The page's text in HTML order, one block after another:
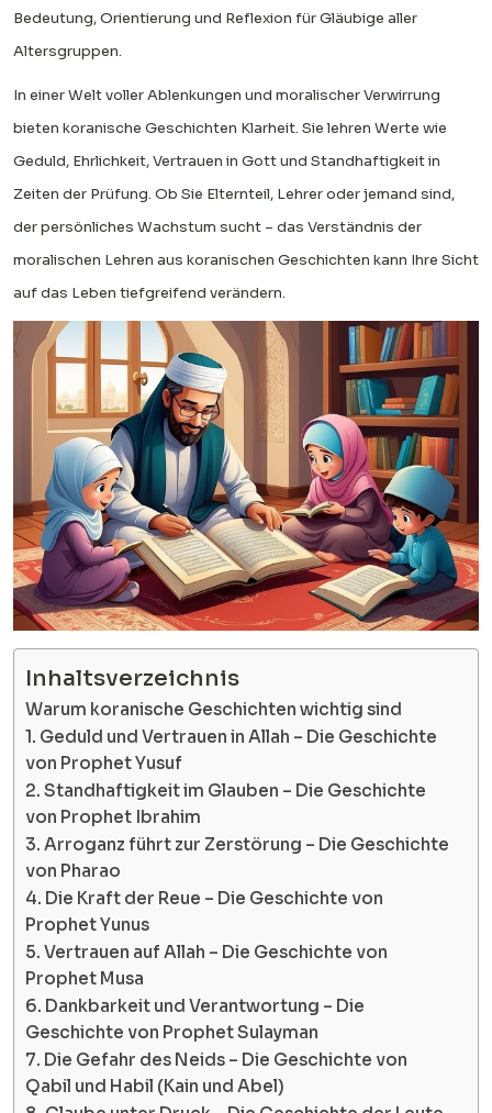
Bedeutung, Orientierung und Reflexion für Gläubige aller
Altersgruppen.
In einer Welt voller Ablenkungen und moralischer Verwirrung
bieten koranische Geschichten Klarheit. Sie lehren Werte wie
Geduld, Ehrlichkeit, Vertrauen in Gott und Standhaftigkeit in
Zeiten der Prüfung. Ob Sie Elternteil, Lehrer oder jemand sind,
der persönliches Wachstum sucht – das Verständnis der
moralischen Lehren aus koranischen Geschichten kann Ihre Sicht
auf das Leben tiefgreifend verändern.
Inhaltsverzeichnis
Warum koranische Geschichten wichtig sind
1. Geduld und Vertrauen in Allah – Die Geschichte
von Prophet Yusuf
2. Standhaftigkeit im Glauben – Die Geschichte
von Prophet Ibrahim
3. Arroganz führt zur Zerstörung – Die Geschichte
von Pharao
4. Die Kraft der Reue – Die Geschichte von
Prophet Yunus
5. Vertrauen auf Allah – Die Geschichte von
Prophet Musa
6. Dankbarkeit und Verantwortung – Die
Geschichte von Prophet Sulayman
7. Die Gefahr des Neids – Die Geschichte von
Qabil und Habil (Kain und Abel)